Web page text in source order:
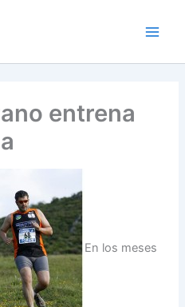
entrena
En los meses